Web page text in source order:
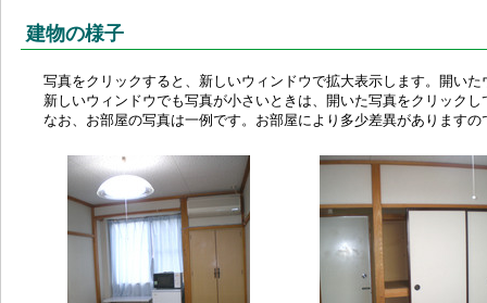
建物の様子
写真をクリックすると、新しいウィンドウで拡大表示します。開い
新しいウィンドウでも写真が小さいときは、開いた写真をクリックし
なお、お部屋の写真は一例です。お部屋により多少差異があります